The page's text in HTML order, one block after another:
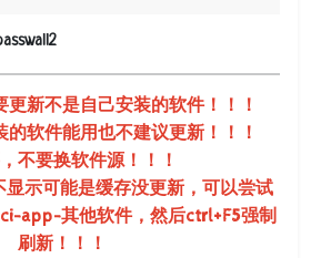
新不是自己安装的软件！！！
软件能用也不建议更新！！！
不要换软件源！！！
示可能是缓存没更新，可以尝试
app-其他软件，然后ctrl+F5强制
刷新！！！